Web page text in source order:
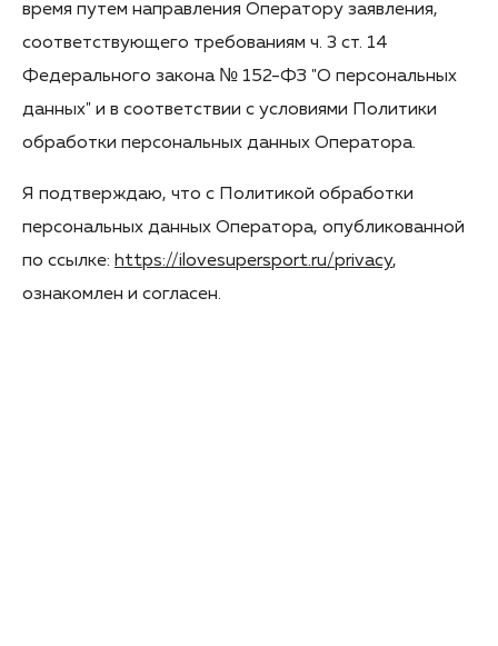
время путем направления Оператору заявления,
соответствующего требованиям ч. 3 ст. 14
Федерального закона № 152-ФЗ "О персональных
данных" и в соответствии с условиями Политики
обработки персональных данных Оператора.
Я подтверждаю, что с Политикой обработки
персональных данных Оператора, опубликованной
по ссылке: https://ilovesupersport.ru/privacy,
ознакомлен и согласен.